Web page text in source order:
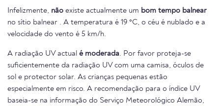
Infelizmente, não existe actualmente um bom tempo balnear
no sítio balnear . A temperatura é 19 °C, o céu é nublado e a
velocidade do vento é 5 km/h.
A radiação UV actual é moderada. Por favor proteja-se
suficientemente da radiação UV com uma camisa, óculos de
sol e protector solar. As crianças pequenas estão
especialmente em risco. A recomendação para o índice UV
baseia-se na informação do Serviço Meteorológico Alemão,